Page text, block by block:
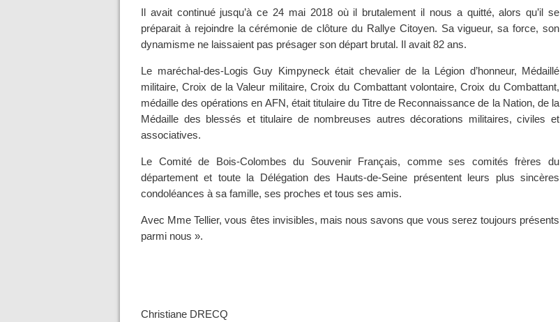
Il avait continué jusqu’à ce 24 mai 2018 où il brutalement il nous a quitté, alors qu’il se
préparait à rejoindre la cérémonie de clôture du Rallye Citoyen. Sa vigueur, sa force, son
dynamisme ne laissaient pas présager son départ brutal. Il avait 82 ans.
Le maréchal-des-Logis Guy Kimpyneck était chevalier de la Légion d’honneur, Médaillé
militaire, Croix de la Valeur militaire, Croix du Combattant volontaire, Croix du Combattant,
médaille des opérations en AFN, était titulaire du Titre de Reconnaissance de la Nation, de la
Médaille des blessés et titulaire de nombreuses autres décorations militaires, civiles et
associatives.
Le Comité de Bois-Colombes du Souvenir Français, comme ses comités frères du
département et toute la Délégation des Hauts-de-Seine présentent leurs plus sincères
condoléances à sa famille, ses proches et tous ses amis.
Avec Mme Tellier, vous êtes invisibles, mais nous savons que vous serez toujours présents
parmi nous ».
Christiane DRECQ